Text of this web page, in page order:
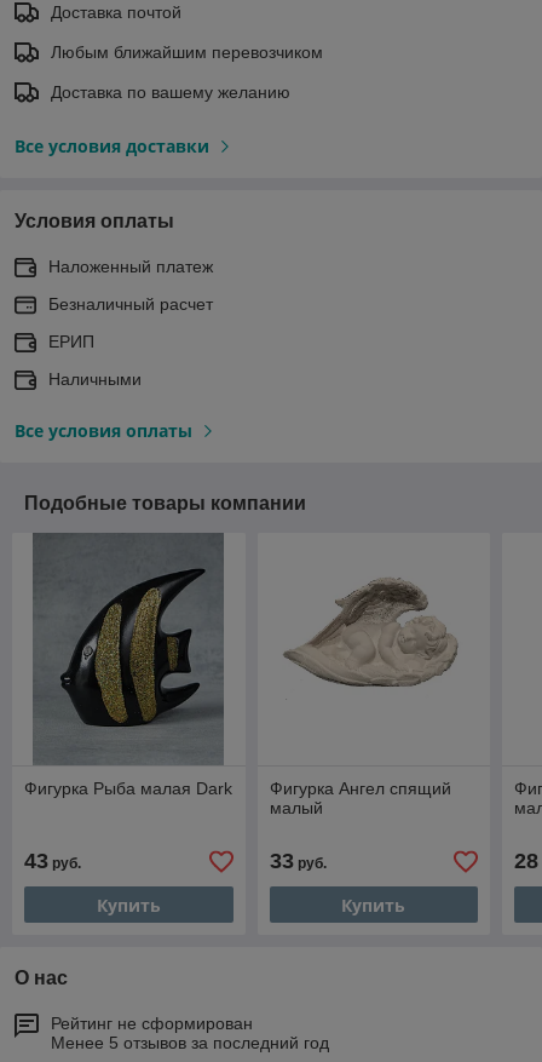
Доставка почтой
Любым ближайшим перевозчиком
Доставка по вашему желанию
Все условия доставки
Условия оплаты
Наложенный платеж
Безналичный расчет
ЕРИП
Наличными
Все условия оплаты
Подобные товары компании
Фигурка Рыба малая Dark
43 руб.
Купить
Фигурка Ангел спящий
малый
33руб.
Купить
28
О нас
Рейтинг не сформирован
Менее 5 отзывов за последний год